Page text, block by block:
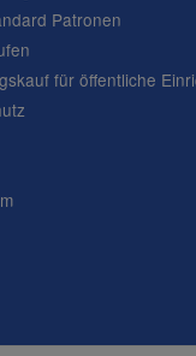
Patronen
für öffentliche